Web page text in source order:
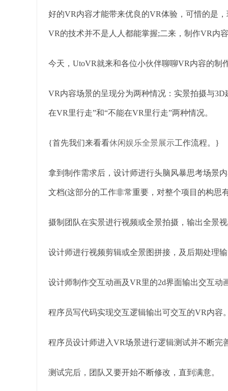
好的VR内容才能带来优良的VR体验，可惜的是
VR的技术并不是人人都能掌握;二来，制作VR内
今天，UtoVR就来和各位小伙伴聊聊VR内容的制
VR内容场景的呈现分为两种情况：实景拍摄与
在VR里行走”和“不能在VR里行走”两种情况。
{首先我们来看看休闲娱乐全景展示工作流程。}
拿到制作需求后，设计师进行头脑风暴思考场景
文档(这部分的工作非常重要，对整个项目的构思
摄制团队在实景进行视频或全景拍摄，输出全景
设计师进行视频剪辑或全景图拼接，及后期处理
设计师制作交互动画及VR里的2d界面输出交互动
程序员写代码实现交互逻辑输出可交互的VR内容
程序员设计师进入VR场景进行逻辑测试并不断完
测试完后，团队又要开始不断修改，直到满意。